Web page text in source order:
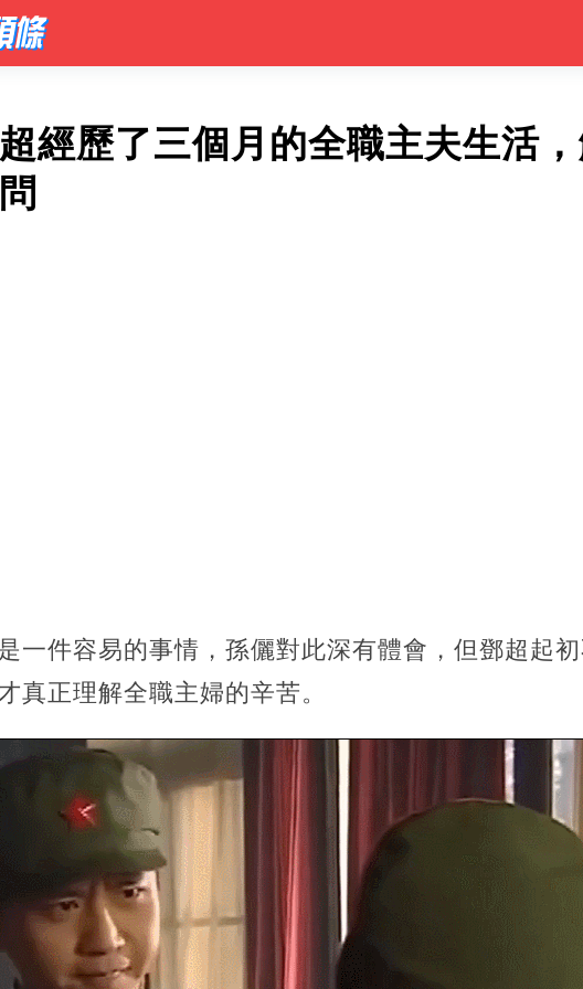
經歷了三個月的全職主夫生活
一件容易的事情，孫儷對此深有體會，但鄧超起
真正理解全職主婦的辛苦。